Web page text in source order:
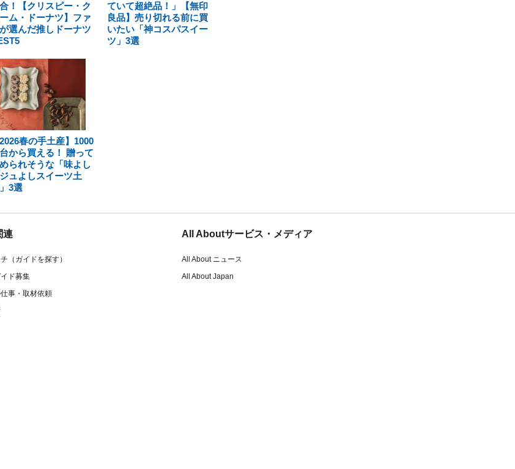
！【クリスピー・ク
ム・ドーナツ】ファ
選んだ推しドーナツ
ていて超絶品！」【無印
良品】売り切れる前に買
いたい「神コスパスイー
ツ」3選
2026春の手土産】1000
から買える！ 贈って
られそうな「味よし
ュよしスイーツ土
3選
連
（ガイドを探す）
ド募集
事・取材依頼
All Aboutサービス・メディア
All About ニュース
All About Japan